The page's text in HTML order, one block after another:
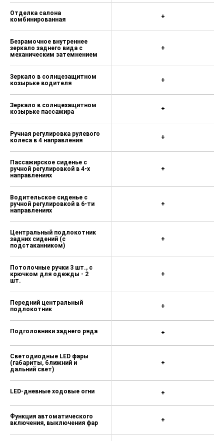
Иммобилайзер
отключения
инструментов, знак аварийной
остановки, жилет)
Отделка салона
комбинированная
Безрамочное внутреннее
зеркало заднего вида с
механическим затемнением
Зеркало в солнцезащитном
козырьке водителя
Зеркало в солнцезащитном
козырьке пассажира
Ручная регулировка рулевого
колеса в 4 направления
Пассажирское сиденье с
ручной регулировкой в 4-х
направлениях
Водительское сиденье с
ручной регулировкой в 6-ти
направлениях
Центральный подлокотник
задних сидений (с
подстаканником)
Потолочные ручки 3 шт., с
крючком для одежды - 2
шт.
Передний центральный
подлокотник
Подголовники заднего ряда
Светодиодные LED фары
(габариты, ближний и
дальний свет)
LED-дневные ходовые огни
Функция автоматического
включения, выключения фар
+
+
+
+
+
+
+
+
+
+
+
+
+
+